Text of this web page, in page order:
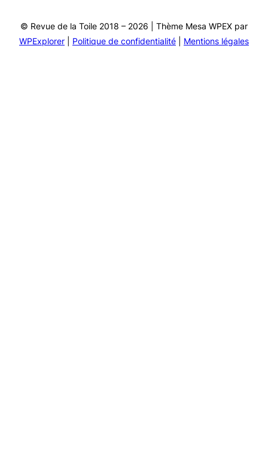
© Revue de la Toile 2018 – 2026 | Thème Mesa WPEX par
WPExplorer
Politique de confidentialité Mentions légales